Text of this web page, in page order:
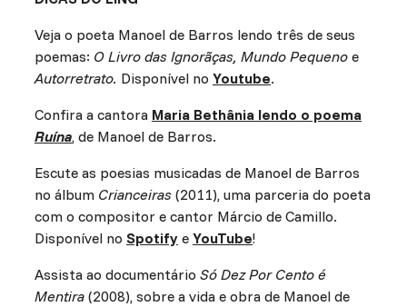
Veja o poeta Manoel de Barros lendo três de seus
poemas: O Livro das Ignorãças, Mundo Pequeno e
Autorretrato. Disponível no Youtube.
Confira a cantora Maria Bethânia lendo o poema
Ruína, de Manoel de Barros.
Escute as poesias musicadas de Manoel de Barros
no álbum Crianceiras(2011), uma parceria do poeta
com o compositor e cantor Márcio de Camillo.
Disponível no Spotifye YouTube!
Assista ao documentário Só Dez Por Cento é
Mentira(2008), sobre a vida e obra de Manoel de